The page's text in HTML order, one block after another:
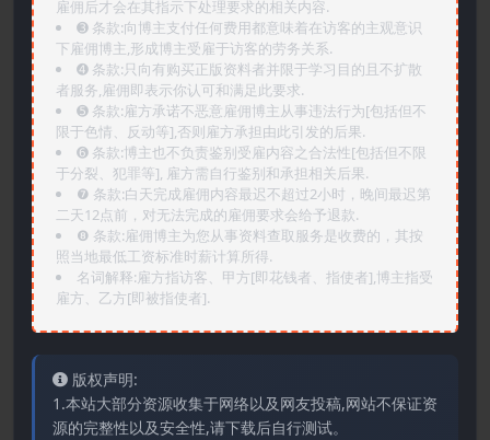
雇佣后才会在其指示下处理要求的相关内容.
➌️ 条款:向博主支付任何费用都意味着在访客的主观意识
下雇佣博主,形成博主受雇于访客的劳务关系.
➍️ 条款:只向有购买正版资料者并限于学习目的且不扩散
者服务,雇佣即表示你认可和满足此要求.
➎ 条款:雇方承诺不恶意雇佣博主从事违法行为[包括但不
限于色情、反动等],否则雇方承担由此引发的后果.
➏️ 条款:博主也不负责鉴别受雇内容之合法性[包括但不限
于分裂、犯罪等], 雇方需自行鉴别和承担相关后果.
❼ 条款:白天完成雇佣内容最迟不超过2小时，晚间最迟第
二天12点前，对无法完成的雇佣要求会给予退款.
❽ 条款:雇佣博主为您从事资料查取服务是收费的，其按
照当地最低工资标准时薪计算所得.
名词解释:雇方指访客、甲方[即花钱者、指使者],博主指受
雇方、乙方[即被指使者].
版权声明:
1.本站大部分资源收集于网络以及网友投稿,网站不保证资
源的完整性以及安全性,请下载后自行测试。